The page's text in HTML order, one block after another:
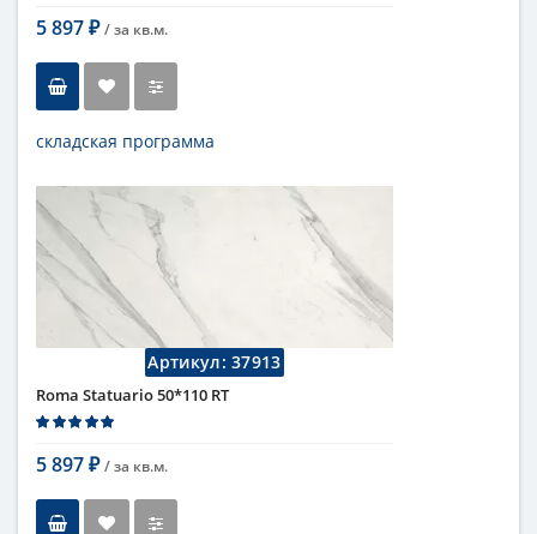
5 897 ₽ / за кв.м.
складская программа
Длина
110 см
Высота
Цвет
Страна
Италия
Поверхность
матовая
Коллекция
Fap Ceramiche
Артикул:37913
Roma Statuario 50*110 RT
5 897 ₽ / за кв.м.